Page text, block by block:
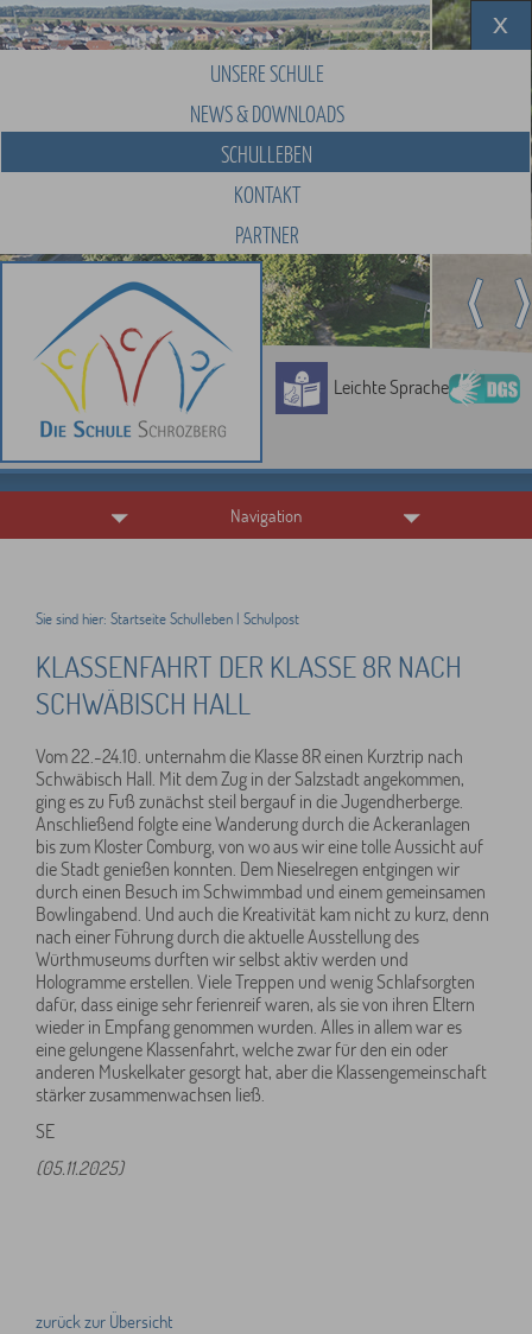
UNSERE SCHULE
NEWS & DOWNLOADS
SCHULLEBEN
KONTAKT
PARTNER
Leichte Sprache
Navigation
Sie sind hier: StartseiteSchulleben| Schulpost
KLASSENFAHRT DER KLASSE 8R NACH
SCHWÄBISCH HALL
Vom 22.-24.10. unternahm die Klasse 8R einen Kurztrip nach
Schwäbisch Hall. Mit dem Zug in der Salzstadt angekommen,
ging es zu Fuß zunächst steil bergauf in die Jugendherberge.
Anschließend folgte eine Wanderung durch die Ackeranlagen
bis zum Kloster Comburg, von wo aus wir eine tolle Aussicht auf
die Stadt genießen konnten. Dem Nieselregen entgingen wir
durch einen Besuch im Schwimmbad und einem gemeinsamen
Bowlingabend. Und auch die Kreativität kam nicht zu kurz, denn
nach einer Führung durch die aktuelle Ausstellung des
Würthmuseums durften wir selbst aktiv werden und
Hologramme erstellen. Viele Treppen und wenig Schlafsorgten
dafür, dass einige sehr ferienreif waren, als sie von ihren Eltern
wieder in Empfang genommen wurden. Alles in allem war es
eine gelungene Klassenfahrt, welche zwar für den ein oder
anderen Muskelkater gesorgt hat, aber die Klassengemeinschaft
stärker zusammenwachsen ließ.
SE
(05.11.2025)
zurück zur Übersicht